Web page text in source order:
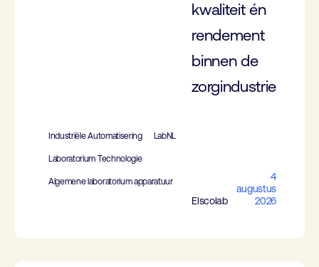
kwaliteit én
rendement
binnen de
zorgindustrie
Industriële Automatisering LabNL
Laboratorium Technologie
Algemene laboratorium apparatuur
Elscolab
4
augustus
2026